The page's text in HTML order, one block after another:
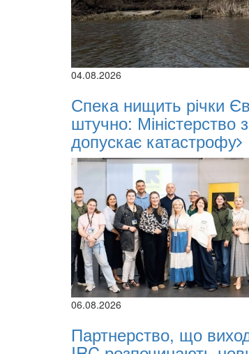
04.08.2026
Спека нищить річки
штучно: Міністерство
допускає катастрофу
06.08.2026
Партнерство, що